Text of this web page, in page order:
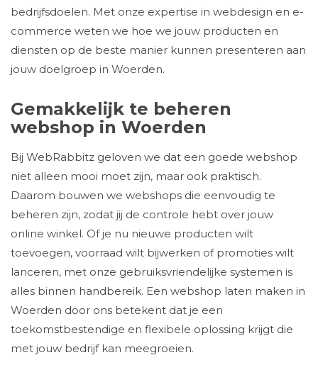
bedrijfsdoelen. Met onze expertise in webdesign en e-
commerce weten we hoe we jouw producten en
diensten op de beste manier kunnen presenteren aan
jouw doelgroep in Woerden.
Gemakkelijk te beheren
webshop in Woerden
Bij WebRabbitz geloven we dat een goede webshop
niet alleen mooi moet zijn, maar ook praktisch.
Daarom bouwen we webshops die eenvoudig te
beheren zijn, zodat jij de controle hebt over jouw
online winkel. Of je nu nieuwe producten wilt
toevoegen, voorraad wilt bijwerken of promoties wilt
lanceren, met onze gebruiksvriendelijke systemen is
alles binnen handbereik. Een webshop laten maken in
Woerden door ons betekent dat je een
toekomstbestendige en flexibele oplossing krijgt die
met jouw bedrijf kan meegroeien.